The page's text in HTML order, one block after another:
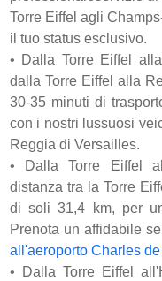
Torre Eiffel agli
il tuo status esclusivo.
• Dalla Torre Eiffel
dalla Torre Eiffel alla
30-35 minuti di
con i nostri lussuosi
Reggia di Versailles.
•
Dalla Torre Eiffel
distanza tra la Torre
di soli 31,4 km, per
Prenota un affidabile
all'aeroporto Charles
•
Dalla Torre Eiffel